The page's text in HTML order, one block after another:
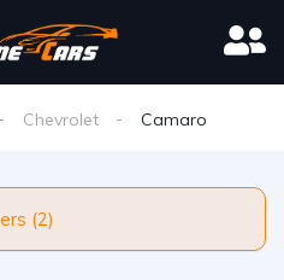
Chevrolet Camaro
Filters (2)